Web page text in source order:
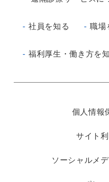
社員を知る 職場
福利厚生・働き方を
個人情報
サイト
ソーシャルメ